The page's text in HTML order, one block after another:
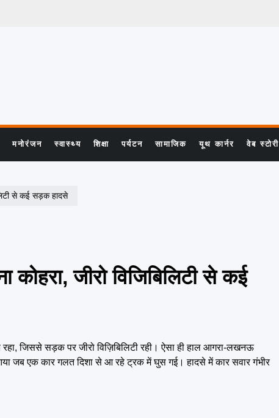
मनोरंजन स्वास्थ्य शिक्षा पर्यटन सामाजिक यूथ कार्नर वेब स्टोरी
से कई सड़क हादसे
जीरो विजिबिलिटी से कई
जिससे सड़क पर जीरो विज़िबिलिटी रही। ऐसा ही हाल आगरा-लखनऊ
जब एक कार गलत दिशा से आ रहे ट्रक में घुस गई। हादसे में कार सवार गंभीर